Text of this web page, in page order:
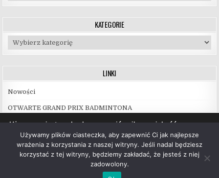
KATEGORIE
Kategorie
LINKI
Nowości
OTWARTE GRAND PRIX BADMINTONA
Copyright © 2026 UKS Hubal Białystok
Używamy ciasteczek, aby zapewnić najlepszą jakość
korzystania z naszej witryny.
Więcej informacji na temat plików ciasteczka, których
używamy, oraz możliwości ich wyłączenia znajdziesz w
ustawieniach.
Używamy plików ciasteczka, aby zapewnić Ci jak najlepsze
wrażenia z korzystania z naszej witryny. Jeśli nadal będziesz
korzystać z tej witryny, będziemy zakładać, że jesteś z niej
zadowolony.